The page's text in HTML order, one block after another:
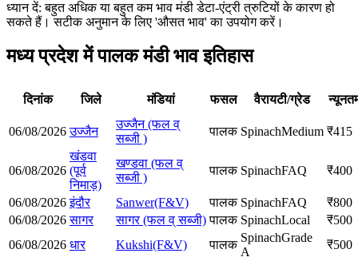
ध्यान दें: बहुत अधिक या बहुत कम भाव मंडी डेटा-एंट्री त्रुटियों के कारण हो
सकते हैं। सटीक अनुमान के लिए 'औसत भाव' का उपयोग करें।
मध्य प्रदेश में पालक मंडी भाव इतिहास
दिनांक जिले मंडियां फसल वैरायटी/ग्रेड
06/08/2026 उज्जैन
उज्जैन (फल व्
सब्जी )
पालक SpinachMedium ₹415
06/08/2026
खंडवा
(पूर्व
निमाड़)
खण्डवा (फल व्
सब्जी )
पालक SpinachFAQ ₹400
06/08/2026 इंदौर Sanwer(F&V) पालक SpinachFAQ ₹800
06/08/2026 सागर सागर (फल व् सब्जी) पालक SpinachLocal ₹500
06/08/2026 धार Kukshi(F&V) पालक
SpinachGrade
A
₹500